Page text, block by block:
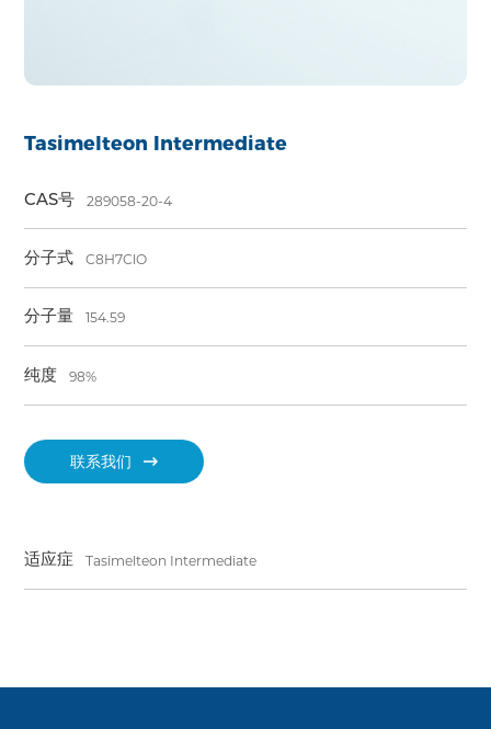
Tasimelteon Intermediate
CAS号 289058-20-4
分子式 C8H7ClO
分子量 154.59
纯度 98%
联系我们
适应症 Tasimelteon Intermediate